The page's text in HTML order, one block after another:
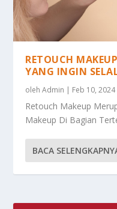
RETOUCH
YANG INGIN
olehAdmin | Feb 10, 2024
Retouch Makeup
Makeup Di Bagian
BACA